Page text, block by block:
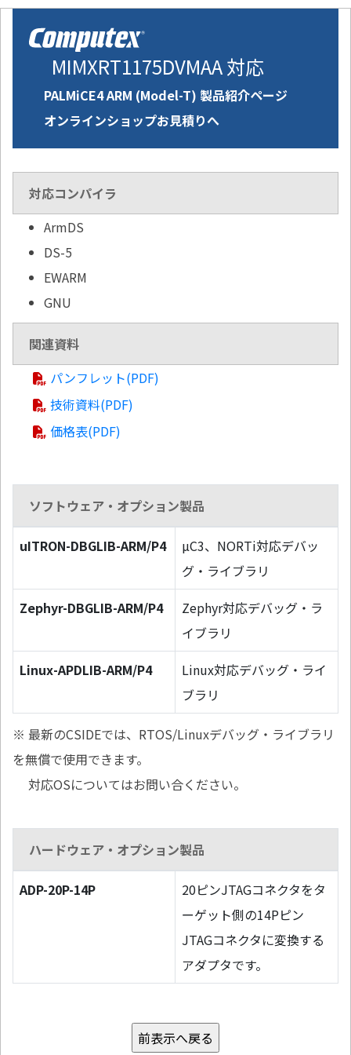
MIMXRT1175DVMAA 対応
PALMiCE4 ARM (Model-T) 製品紹介ページ
オンラインショップお見積りへ
対応コンパイラ
ArmDS
DS-5
EWARM
GNU
関連資料
パンフレット(PDF)
技術資料(PDF)
価格表(PDF)
ソフトウェア・オプション製品
uITRON-DBGLIB-ARM/P4
µC3、NORTi対応デバッ
グ・ライブラリ
Zephyr-DBGLIB-ARM/P4
Zephyr対応デバッグ・ラ
イブラリ
Linux-APDLIB-ARM/P4
Linux対応デバッグ・ライ
ブラリ
※ 最新のCSIDEでは、RTOS/Linuxデバッグ・ライブラリ
を無償で使用できます。
対応OSについてはお問い合ください。
ハードウェア・オプション製品
ADP-20P-14P
20ピンJTAGコネクタをタ
ーゲット側の14Pピン
JTAGコネクタに変換する
アダプタです。